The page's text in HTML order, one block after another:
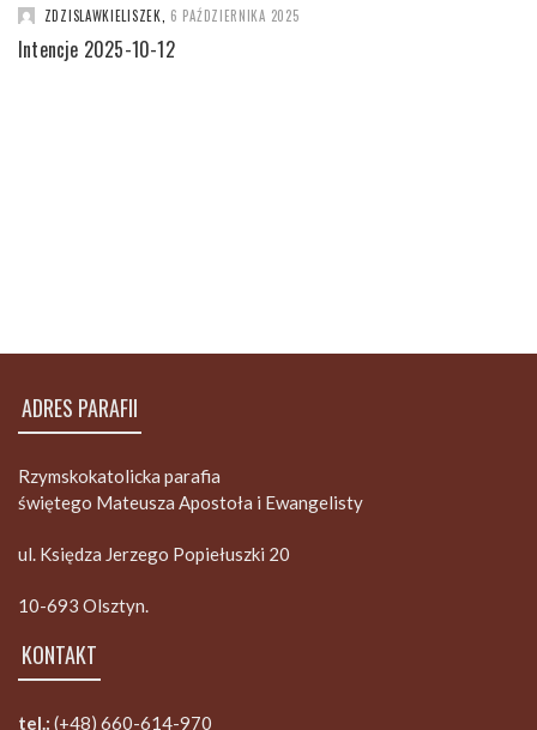
ZDZISLAWKIELISZEK 6 PAŹDZIERNIKA 2025
Intencje 2025-10-12
ADRES PARAFII
Rzymskokatolicka parafia
świętego Mateusza Apostoła i Ewangelisty
ul. Księdza Jerzego Popiełuszki 20
10-693 Olsztyn.
KONTAKT
tel.: (+48) 660-614-970